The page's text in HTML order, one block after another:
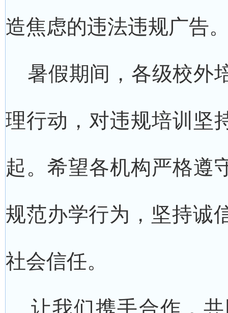
造焦虑的违法违规广告
暑假期间，各级校外
理行动，对违规培训坚
起。希望各机构严格遵
规范办学行为，坚持诚
社会信任。
让我们携手合作，共